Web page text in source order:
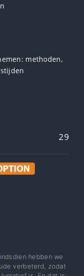
methoden,
29
hebben we
verbeterd, zodat